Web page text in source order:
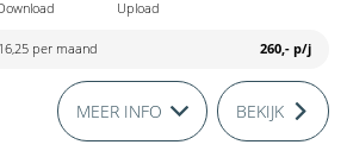
Upload
16,25 per maand 260,- p/j
MEER INFO BEKIJK